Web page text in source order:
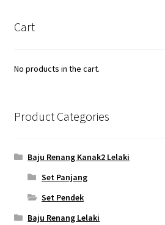
Cart
No products in the cart.
Product Categories
Baju Renang Kanak2 Lelaki
Set Panjang
Set Pendek
Baju Renang Lelaki